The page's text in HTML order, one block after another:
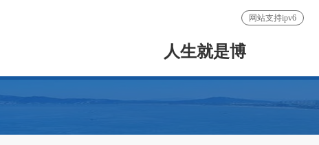
网站支持ipv6
人生就是博